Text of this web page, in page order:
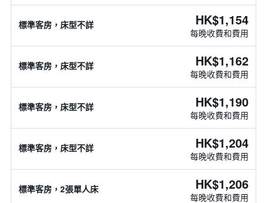
標準客房，床型不詳 HK$1,154
每晚收費和費用
標準客房，床型不詳 HK$1,162
每晚收費和費用
標準客房，床型不詳 HK$1,190
每晚收費和費用
標準客房，床型不詳 HK$1,204
每晚收費和費用
標準客房，2張單人床 HK$1,206
每晚收費和費用